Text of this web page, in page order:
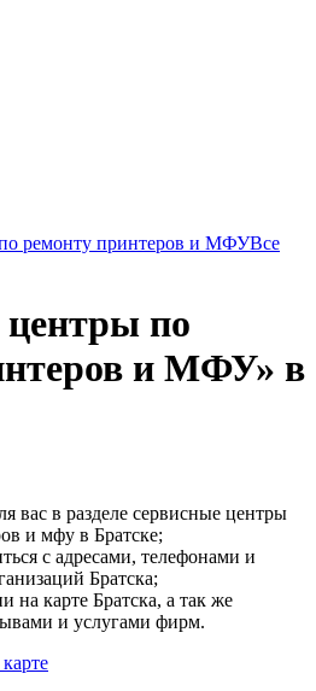
ремонту принтеров и МФУВсе
по
и МФУ» в
вас в разделе сервисные центры
и мфу в Братске;
с адресами, телефонами и
Братска;
на карте Братска, а так же
и услугами фирм.